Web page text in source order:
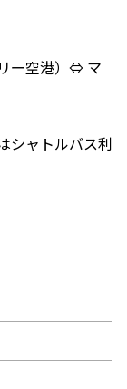
ー空港）⇔ マ
シャトルバス利